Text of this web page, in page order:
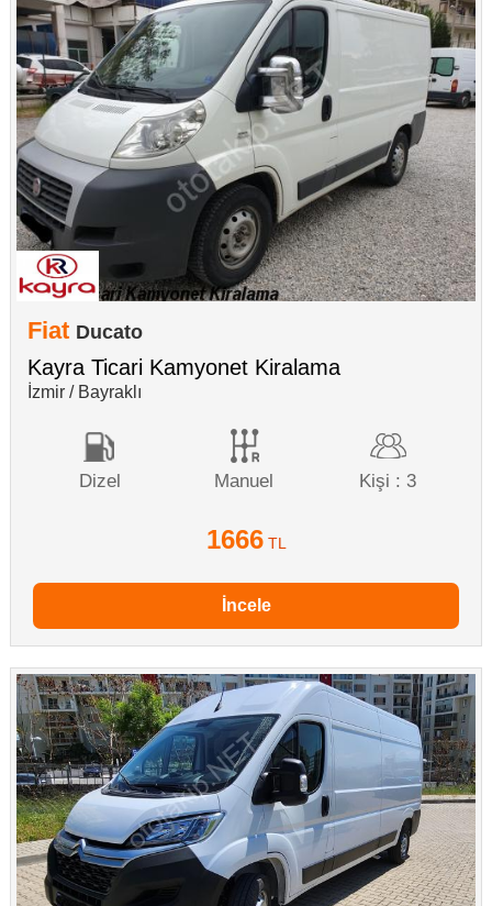
Fiat Ducato
Kayra Ticari Kamyonet Kiralama
İzmir / Bayraklı
Dizel Manuel Kişi : 3
1666 TL
İncele